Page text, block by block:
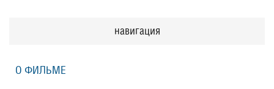
навигация
О ФИЛЬМЕ